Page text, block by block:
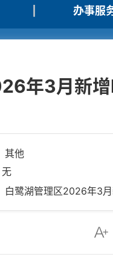
办事服
年3月新
其他
湖管理区2026年3月